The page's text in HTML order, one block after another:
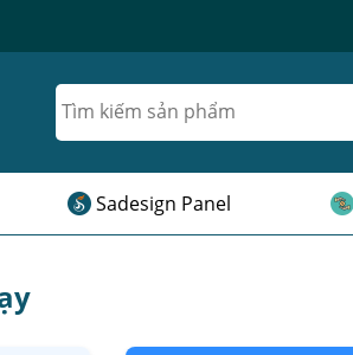
chủ Giá Siêu Rẻ
Sadesign Panel